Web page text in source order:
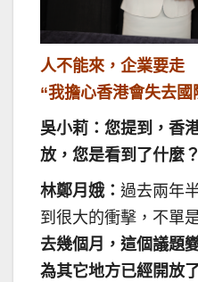
人不能來，企業要走
“我擔心香港會失去國
吳小莉：您提到，香
放，您是看到了什麼
林鄭月娥： 過去兩年
到很大的衝擊，不單
去幾個月，這個議題
為其它地方已經開放了